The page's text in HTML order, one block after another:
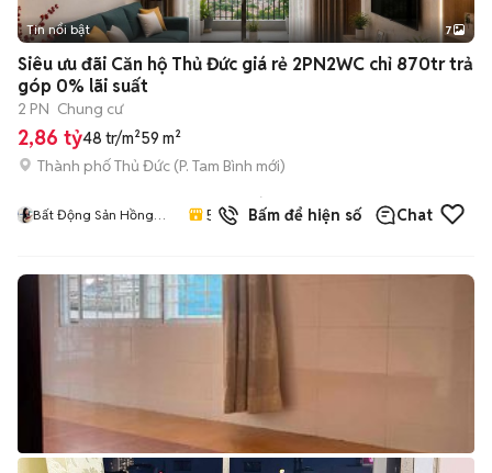
+2
Tin nổi bật 7
Siêu ưu đãi Căn hộ Thủ Đức giá rẻ 2PN2WC chỉ 870tr trả
góp 0% lãi suất
2 PN Chung cư
2,86 tỷ48 tr/m²59 m²
Thành phố Thủ Đức (P. Tam Bình mới)
Bất Động Sản Hồng
5.0
đã
bán
Bấm để hiện số Chat